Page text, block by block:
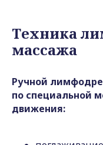
Техника
массажа
Ручной
по специальной
движения: